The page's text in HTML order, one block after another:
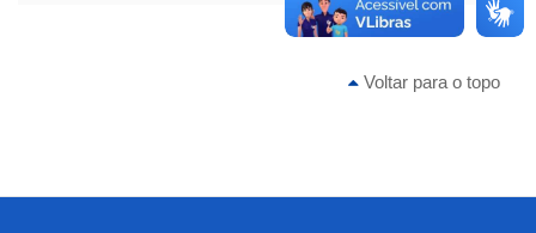
Voltar para o topo